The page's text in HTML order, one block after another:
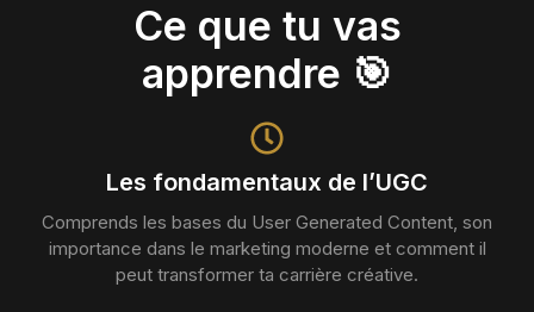
Ce que tu vas
apprendre 🎯
Les fondamentaux de l’UGC
Comprends les bases du User Generated Content, son
importance dans le marketing moderne et comment il
peut transformer ta carrière créative.